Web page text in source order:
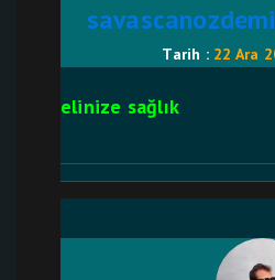
Tarih : 22 Ara
elinize sağlık